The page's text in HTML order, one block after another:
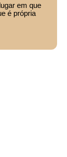
em que
é própria